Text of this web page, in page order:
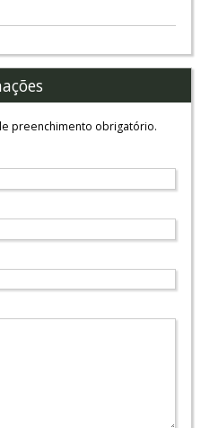
preenchimento obrigatório.